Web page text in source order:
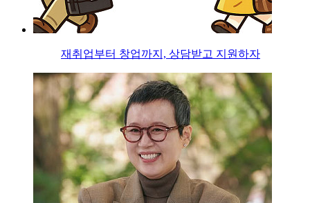
재취업부터 창업까지, 상담받고 지원하자